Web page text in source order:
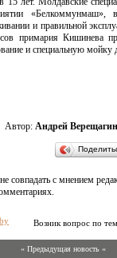
«Белкоммунмаш»,
и правильной
примария Кишинева
и специальную мойку
Автор: Андрей Верещагин
совпадать с мнением
Возник вопрос по
« Предыдущая новость «